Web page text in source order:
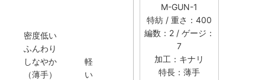
密度低い
ふんわり
しなやか
（薄手）
軽
い
M-GUN-1
特紡 / 重さ：400
編数：2 / ゲージ：
7
加工：キナリ
特長：薄手